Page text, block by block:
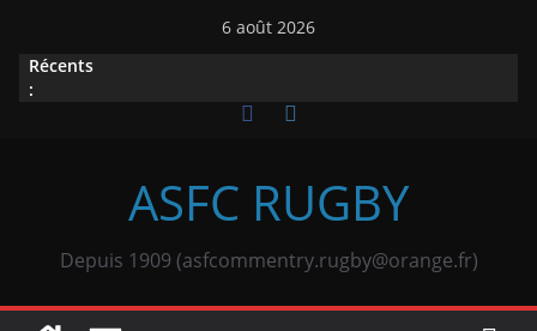
contenu
6 août 2026
Récents
:
ASFC RUGBY
Depuis 1909 (asfcommentry.rugby@orange.fr)